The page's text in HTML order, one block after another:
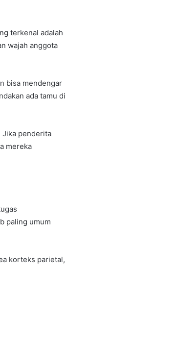
terkenal adalah
wajah anggota
bisa mendengar
ada tamu di
Jika penderita
mereka
paling umum
korteks parietal,